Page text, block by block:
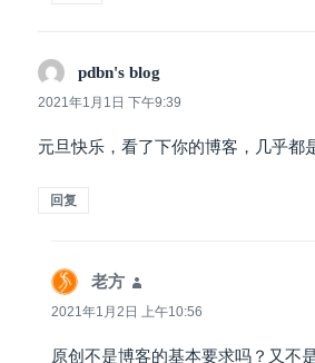
pdbn's blog
道：
2021年1月1日 下午9:39
元旦快乐，看了下你的博客，几乎都
回复
老方
道：
2021年1月2日 上午10:56
原创不是博客的基本要求吗？又不